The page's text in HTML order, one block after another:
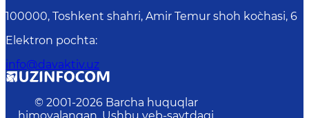
100000, Toshkent shahri, Amir Temur shoh ko`chasi, 6
Elektron pochta:
info@davaktiv.uz
© 2001-2026 Barcha huquqlar